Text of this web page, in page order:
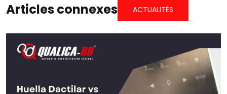
Articles connexes ACTUALITÉS